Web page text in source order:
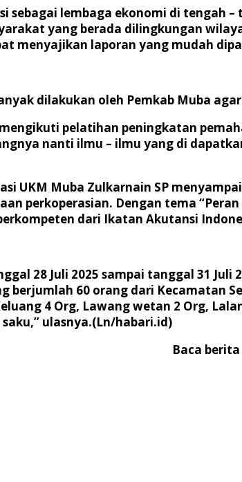
sebagai lembaga ekonomi di
yang berada dilingkungan
menyajikan laporan yang mudah
dilakukan oleh Pemkab Muba
pelatihan peningkatan
nanti ilmu – ilmu yang di
UKM Muba Zulkarnain SP
perkoperasian. Dengan tema
dari Ikatan Akutansi
28 Juli 2025 sampai tanggal 31
berjumlah 60 orang dari Kecamatan
4 Org, Lawang wetan 2 Org,
ulasnya.(Ln/habari.id)
Baca